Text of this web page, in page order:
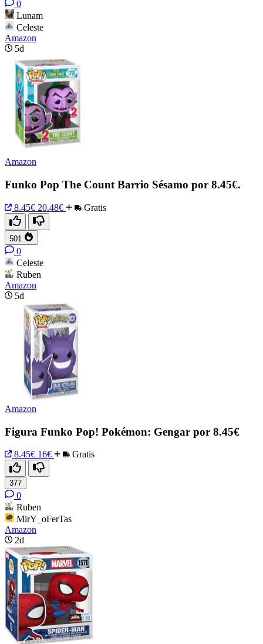
0
Lunam
Celeste
Amazon
5d
Amazon
Funko Pop The Count Barrio Sésamo por 8.45€.
8.45€ 20.48€ Gratis
501
0
Celeste
Ruben
Amazon
5d
Amazon
Figura Funko Pop! Pokémon: Gengar por 8.45€
8.45€ 16€ Gratis
377
0
Ruben
MirY_oFerTas
Amazon
2d